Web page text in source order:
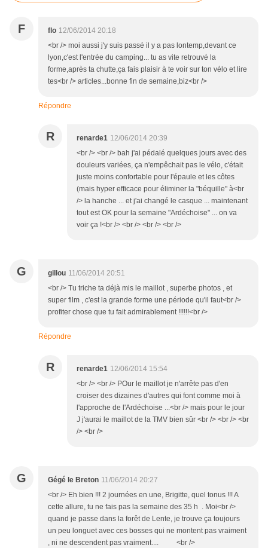
F flo 12/06/2014 20:18
<br /> moi aussi j'y suis passé il y a pas lontemp,devant ce
lyon,c'est l'entrée du camping... tu as vite retrouvé la
forme,après ta chutte,ça fais plaisir à te voir sur ton vélo et lire
tes<br /> articles...bonne fin de semaine,biz<br />
Répondre
R renarde1 12/06/2014 20:39
<br /> <br /> bah j'ai pédalé quelques jours avec des
douleurs variées, ça n'empêchait pas le vélo, c'était
juste moins confortable pour l'épaule et les côtes
(mais hyper efficace pour éliminer la "béquille" à<br
/> la hanche ... et j'ai changé le casque ... maintenant
tout est OK pour la semaine "Ardéchoise" ... on va
voir ça !<br /> <br /> <br /> <br />
G gillou 11/06/2014 20:51
<br /> Tu triche ta déjà mis le maillot , superbe photos , et
super film , c'est la grande forme une période qu'il faut<br />
profiter chose que tu fait admirablement !!!!!!<br />
Répondre
R renarde1 12/06/2014 15:54
<br /> <br /> POur le maillot je n'arrête pas d'en
croiser des dizaines d'autres qui font comme moi à
l'approche de l'Ardéchoise ...<br /> mais pour le jour
J j'aurai le maillot de la TMV bien sûr <br /> <br /> <br
/> <br />
G Gégé le Breton 11/06/2014 20:27
<br /> Eh bien !!! 2 journées en une, Brigitte, quel tonus !!! A
cette allure, tu ne fais pas la semaine des 35 h . Moi<br />
quand je passe dans la forêt de Lente, je trouve ça toujours
un peu longuet avec ces bosses qui ne montent pas vraiment
, ni ne descendent pas vraiment.... <br />